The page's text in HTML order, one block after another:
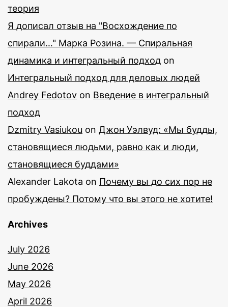
теория
Я дописал отзыв на "Восхождение по
спирали…" Марка Розина. — Спиральная
динамика и интегральный подход on
Интегральный подход для деловых людей
Andrey Fedotov on Введение в интегральный
подход
Dzmitry Vasiukou on Джон Уэлвуд: «Мы будды,
становящиеся людьми, равно как и люди,
становящиеся буддами»
Alexander Lakota on Почему вы до сих пор не
пробуждены? Потому что вы этого не хотите!
Archives
July 2026
June 2026
May 2026
April 2026